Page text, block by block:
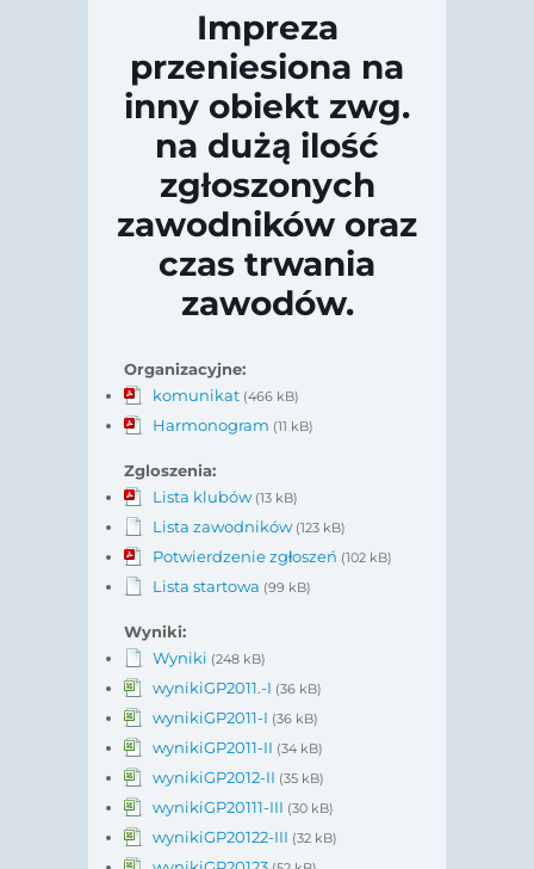
Impreza
przeniesiona na
inny obiekt zwg.
na dużą ilość
zgłoszonych
zawodników oraz
czas trwania
zawodów.
Organizacyjne:
komunikat (466 kB)
Harmonogram (11 kB)
Zgloszenia:
Lista klubów (13 kB)
Lista zawodników (123 kB)
Potwierdzenie zgłoszeń (102 kB)
Lista startowa (99 kB)
Wyniki:
Wyniki (248 kB)
wynikiGP2011.-I (36 kB)
wynikiGP2011-I (36 kB)
wynikiGP2011-II (34 kB)
wynikiGP2012-II (35 kB)
wynikiGP20111-III (30 kB)
wynikiGP20122-III (32 kB)